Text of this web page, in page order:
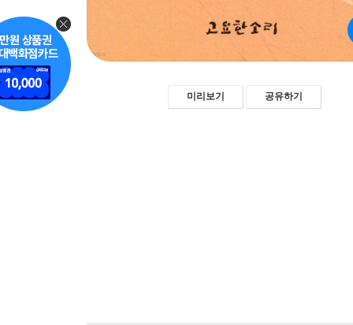
미리보기 공유하기